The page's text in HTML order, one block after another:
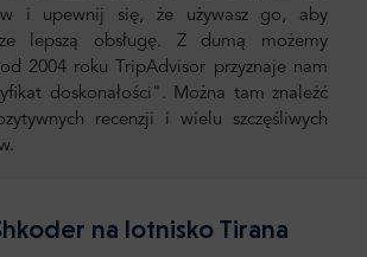
i upewnij się, że używasz go, aby
lepszą obsługę. Z dumą możemy
2004 roku TripAdvisor przyznaje nam
doskonałości". Można tam znaleźć
recenzji i wielu szczęśliwych
na lotnisko Tirana